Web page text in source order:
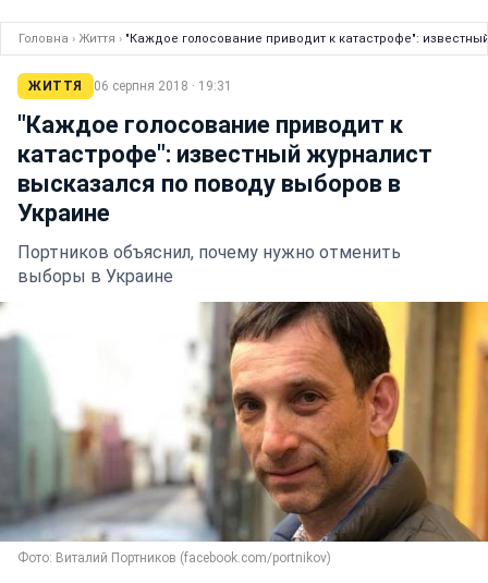
Головна › Життя › "Каждое голосование приводит к катастрофе":
ЖИТТЯ 06 серпня 2018 · 19:31
"Каждое голосование приводит к
катастрофе": известный журналист
высказался по поводу выборов в
Украине
Портников объяснил, почему нужно отменить
выборы в Украине
Фото: Виталий Портников (facebook.com/portnikov)